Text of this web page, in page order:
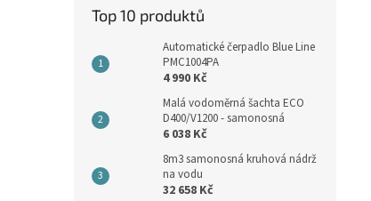
Top 10 produktů
Automatické čerpadlo Blue Line
PMC1004PA
4 990 Kč
Malá vodoměrná šachta ECO
D400/V1200 - samonosná
6 038 Kč
8m3 samonosná kruhová nádrž
na vodu
32 658 Kč